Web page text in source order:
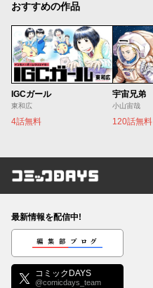
おすすめの作品
IGCガール
東和広
4話無料
宇宙兄弟
小山宙哉
120話無料
コミックDAYS
最新情報を配信中!
編集部ブログ
コミックDAYS
@comicdays_team